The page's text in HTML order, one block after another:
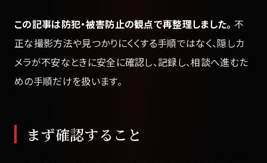
この記事は防犯・被害防止の観点で再整理しました。 不
正な撮影方法や見つかりにくくする手順ではなく、隠しカ
メラが不安なときに安全に確認し、記録し、相談へ進むた
めの手順だけを扱います。
まず確認すること